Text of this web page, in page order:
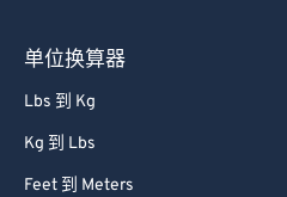
单位换算器
Lbs 到 Kg
Kg 到 Lbs
Feet 到 Meters